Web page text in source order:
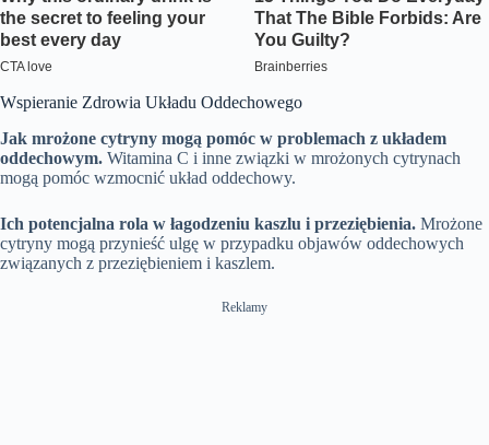
Wspieranie Zdrowia Układu Oddechowego
Jak mrożone cytryny mogą pomóc w problemach z układem
oddechowym. Witamina C i inne związki w mrożonych cytrynach
mogą pomóc wzmocnić układ oddechowy.
Ich potencjalna rola w łagodzeniu kaszlu i przeziębienia. Mrożone
cytryny mogą przynieść ulgę w przypadku objawów oddechowych
związanych z przeziębieniem i kaszlem.
Reklamy